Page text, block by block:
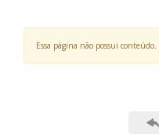
Essa página não possui conteúdo.